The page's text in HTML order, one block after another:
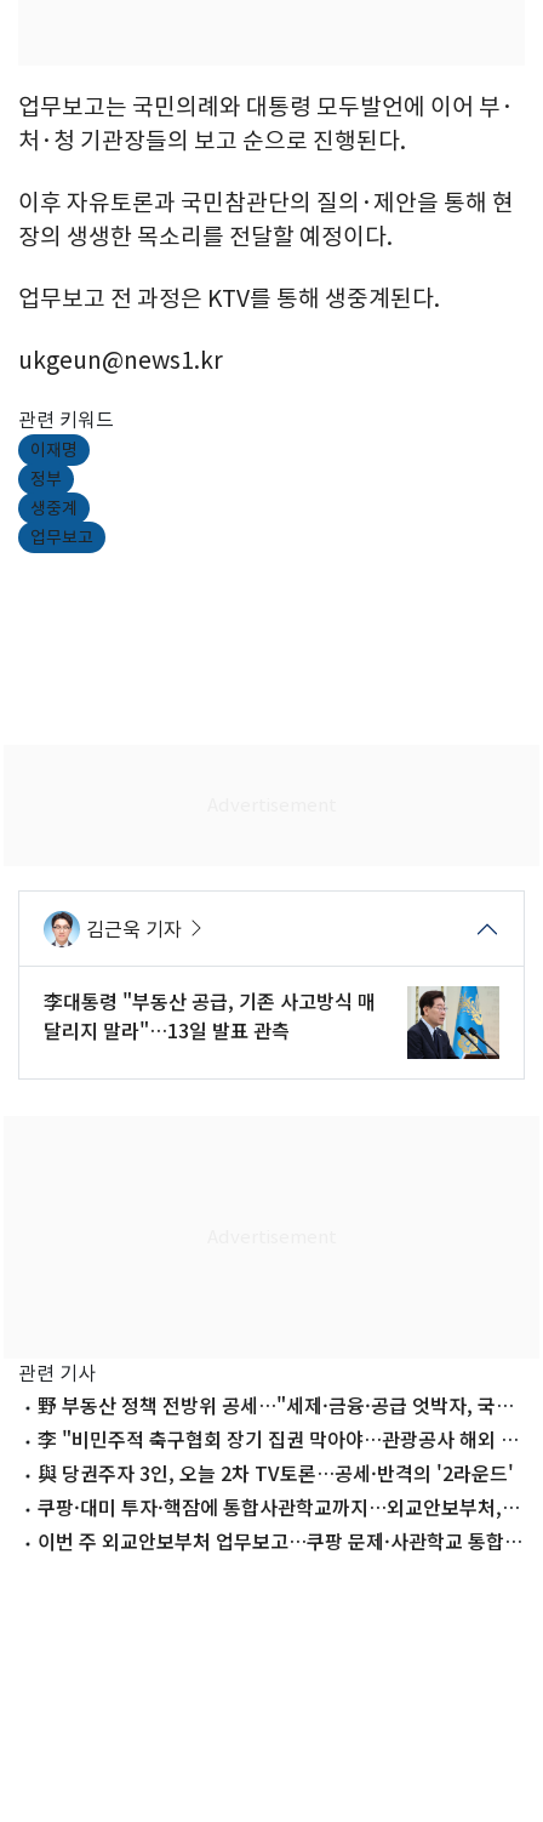
업무보고는 국민의례와 대통령 모두발언에 이어 부·
처·청 기관장들의 보고 순으로 진행된다.
이후 자유토론과 국민참관단의 질의·제안을 통해 현
장의 생생한 목소리를 전달할 예정이다.
업무보고 전 과정은 KTV를 통해 생중계된다.
ukgeun@news1.kr
관련 키워드
이재명
정부
생중계
업무보고
김근욱 기자
李대통령 "부동산 공급, 기존 사고방식 매
달리지 말라"…13일 발표 관측
관련 기사
野 부동산 정책 전방위 공세…"세제·금융·공급 엇박자, 국민
분노"
李 "비민주적 축구협회 장기 집권 막아야…관광공사 해외 지
사 너무 많다"(종합)
與 당권주자 3인, 오늘 2차 TV토론…공세·반격의 '2라운드'
쿠팡·대미 투자·핵잠에 통합사관학교까지…외교안보부처,
오늘 업무보고
이번 주 외교안보부처 업무보고…쿠팡 문제·사관학교 통합